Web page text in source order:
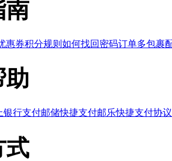
南
惠券积分规则 如何找回密码订单多包裹
助
银行支付邮储快捷支付邮乐快捷支付协议
式